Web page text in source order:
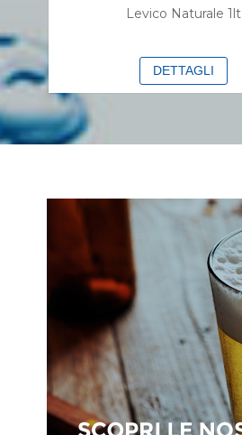
Levico Naturale 1lt
DETTAGLI